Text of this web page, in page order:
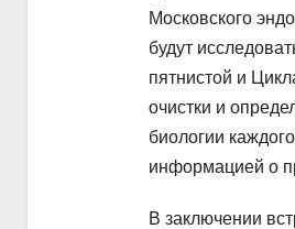
Московского
будут
пятнистой и
очистки и
биологии
информацией о
В заключении